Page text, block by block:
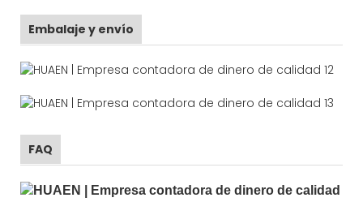
Embalaje y envío
FAQ